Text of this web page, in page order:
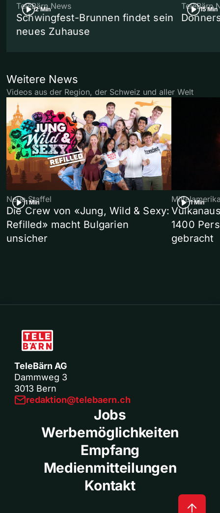
2 Min
TeleBärn News
Schwingfest-Brunnen findet sein
neues Zuhause
15 Min
TeleBärn
Weitere News
Videos aus der Region, der Schweiz und aller Welt
1 Min
Neue Staffel
Die Crew von «Jung, Wild & Sexy:
Refilled» macht Bulgarien
unsicher
1 Min
1400
gebracht
TeleBärn AG
Dammweg 3
3013 Bern
redaktion@telebaern.ch
Jobs
Werbemöglichkeiten
Empfang
Medienmitteilungen
Kontakt